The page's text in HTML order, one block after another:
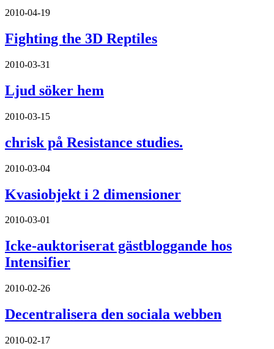
2010-04-19
Fighting the 3D Reptiles
2010-03-31
Ljud söker hem
2010-03-15
chrisk på Resistance studies.
2010-03-04
Kvasiobjekt i 2 dimensioner
2010-03-01
Icke-auktoriserat gästbloggande hos
Intensifier
2010-02-26
Decentralisera den sociala webben
2010-02-17